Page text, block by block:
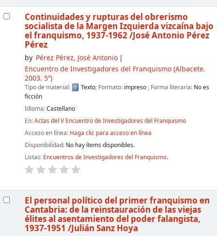
Continuidades y rupturas del obrerismo
socialista de la Margen Izquierda vizcaína bajo
el franquismo, 1937-1962/José Antonio Pérez
Pérez
by Pérez Pérez, José Antonio
Encuentro de Investigadores del Franquismo(Albacete.
2003. 5º)
Tipo de material: Texto; Formato: impreso ; Forma literaria: No es
ficción
Idioma:Castellano
En:Actas del V Encuentro de Investigadores del Franquismo
Acceso en línea: Haga clic para acceso en línea
Disponibilidad: No hay ítems disponibles.
Listas: Encuentros de Investigadores del Franquismo.
El personal político del primer franquismo en
Cantabria: de la reinstauración de las viejas
élites al asentamiento del poder falangista,
1937-1951 /Julián Sanz Hoya